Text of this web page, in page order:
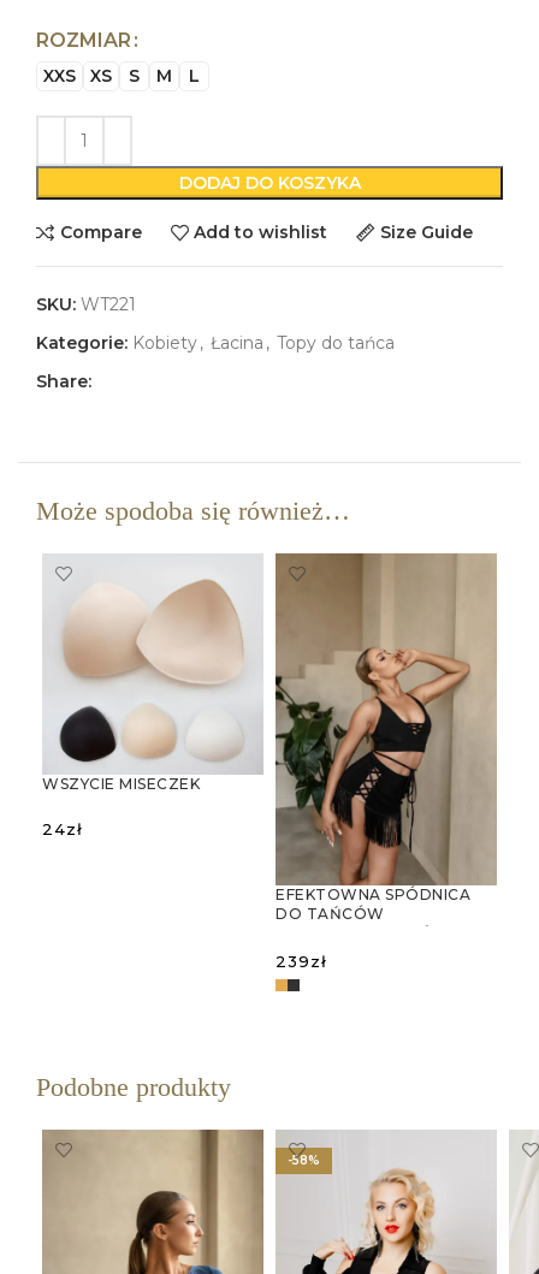
ROZMIAR
XXS XS S M L
DODAJ DO KOSZYKA
Compare Add to wishlist Size Guide
SKU: WT221
Kategorie: Kobiety, Łacina , Topy do tańca
Share:
Może spodoba się również…
WSZYCIE MISECZEK
24zł
EFEKTOWNA SPÓDNICA
DO TAŃCÓW
WYCIĘCIAMI I FRĘDZLAMI
239zł
Podobne produkty
-58%